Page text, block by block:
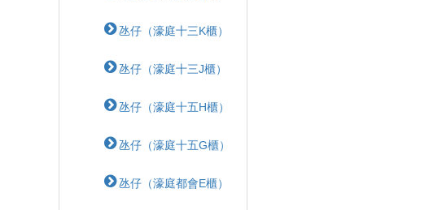
氹仔（濠庭十三K櫃）
氹仔（濠庭十三J櫃）
氹仔（濠庭十五H櫃）
氹仔（濠庭十五G櫃）
氹仔（濠庭都會E櫃）